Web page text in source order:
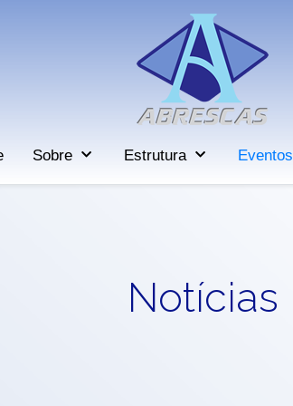
Sobre Estrutura Eventos
Notícias